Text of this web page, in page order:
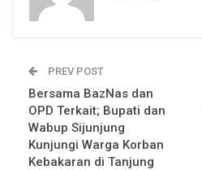
PREV POST
Bersama BazNas dan
OPD Terkait; Bupati dan
Wabup Sijunjung
Kunjungi Warga Korban
Kebakaran di Tanjung